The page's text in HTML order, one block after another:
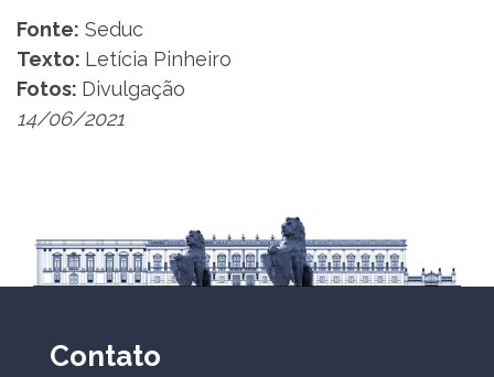
Fonte: Seduc
Texto: Letícia Pinheiro
Fotos: Divulgação
14/06/2021
Contato